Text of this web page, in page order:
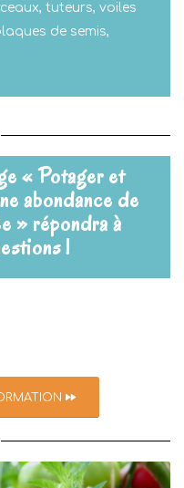
tuteurs, voiles
de semis,
« Potager et
abondance de
» répondra à
!